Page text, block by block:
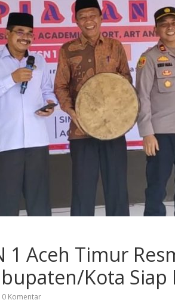
1 Aceh Timur
Kota Siap
0 Komentar